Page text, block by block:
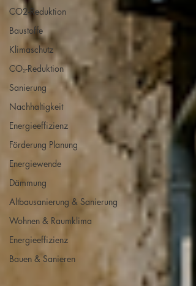
CO2-Reduktion
Baustoffe
Klimaschutz
CO₂-Reduktion
Sanierung
Nachhaltigkeit
Energieeffizienz
Förderung Planung
Energiewende
Dämmung
Altbausanierung & Sanierung
Wohnen & Raumklima
Energieeffizienz
Bauen & Sanieren